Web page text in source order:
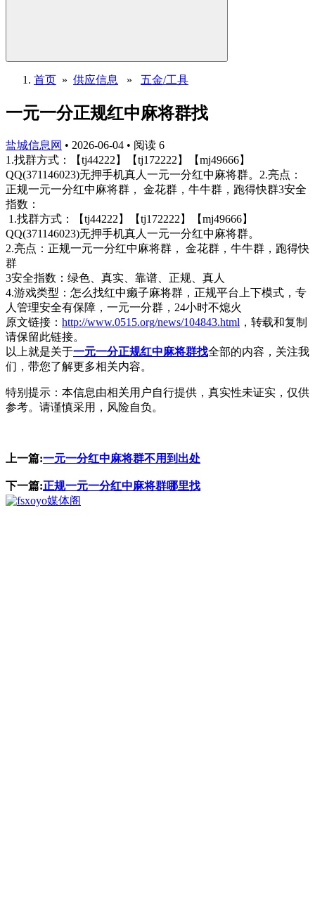
首页 » 供应信息 » 五金/工具
一元一分正规红中麻将群找
盐城信息网 • 2026-06-04 • 阅读 6
1.找群方式：【tj44222】【tj172222】【mj49666】
QQ(371146023)无押手机真人一元一分红中麻将群。2.亮点：
正规一元一分红中麻将群， 金花群，牛牛群，跑得快群3安全
指数：
1.找群方式：【tj44222】【tj172222】【mj49666】
QQ(371146023)无押手机真人一元一分红中麻将群。
2.亮点：正规一元一分红中麻将群， 金花群，牛牛群，跑得快
群
3安全指数：绿色、真实、靠谱、正规、真人
4.游戏类型：怎么找红中癞子麻将群，正规平台上下模式，专
人管理安全有保障，一元一分群，24小时不熄火
原文链接： http://www.0515.org/news/104843.html ，转载和复制
请保留此链接。
以上就是关于一元一分正规红中麻将群找全部的内容，关注我
们，带您了解更多相关内容。
特别提示：本信息由相关用户自行提供，真实性未证实，仅供
参考。请谨慎采用，风险自负。
上一篇:一元一分红中麻将群不用到出处
下一篇:正规一元一分红中麻将群哪里找
媒体阁